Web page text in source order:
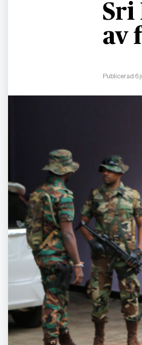
Sri
av
Publicerad 6